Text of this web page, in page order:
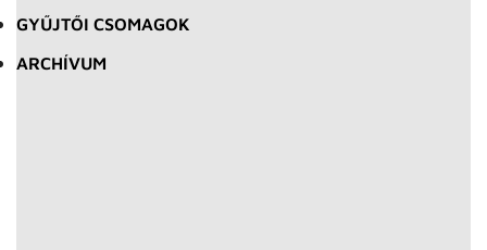
GYŰJTŐI CSOMAGOK
ARCHÍVUM